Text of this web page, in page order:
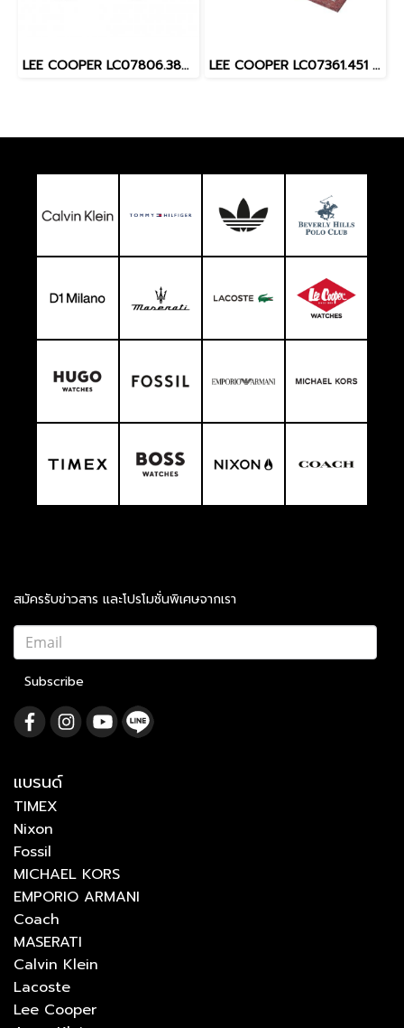
LEE COOPER LC07806.380 36 MM. นาฬิกาข้อมือผู้หญิง สี Silver LEE COOPER LC07361.451 MALE 45 MM. นาฬิกาข้อมือ นาฬิกาสำหรับผู้ชาย
สมัครรับข่าวสาร และโปรโมชั่นพิเศษจากเรา
Subscribe
แบรนด์
TIMEX
Nixon
Fossil
MICHAEL KORS
EMPORIO ARMANI
Coach
MASERATI
Calvin Klein
Lacoste
Lee Cooper